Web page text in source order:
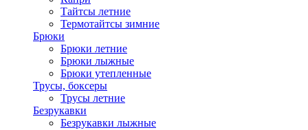
Тайтсы летние
Термотайтсы зимние
Брюки
Брюки летние
Брюки лыжные
Брюки утепленные
Трусы, боксеры
Трусы летние
Безрукавки
Безрукавки лыжные